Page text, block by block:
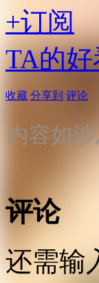
+订阅
TA的好
收藏 分享到 评论
内容如
评论
还需输